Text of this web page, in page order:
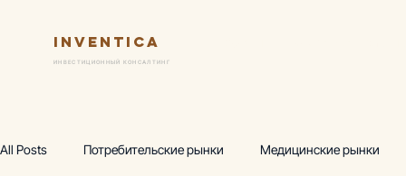
Inventica
ИНВЕСТИЦИОННЫЙ КОНСАЛТИНГ
All Posts Потребительские рынки Медицинские рынки